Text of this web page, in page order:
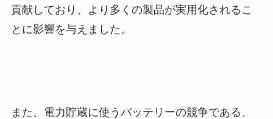
貢献しており、より多くの製品が実用化されるこ
とに影響を与えました。
また、電力貯蔵に使うバッテリーの競争である、